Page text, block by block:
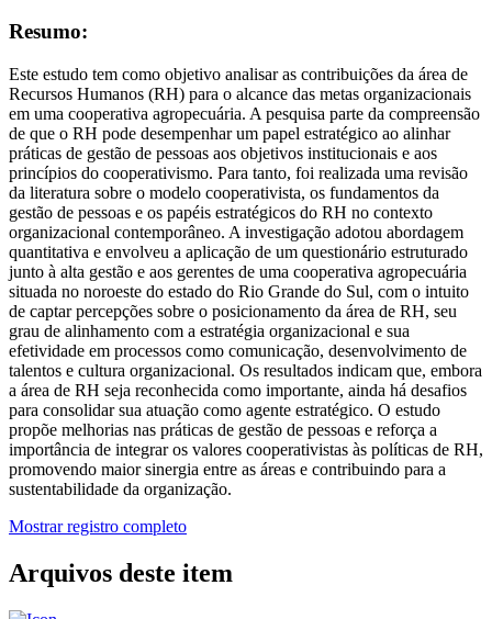
Resumo:
Este estudo tem como objetivo analisar as contribuições da área de
Recursos Humanos (RH) para o alcance das metas organizacionais
em uma cooperativa agropecuária. A pesquisa parte da compreensão
de que o RH pode desempenhar um papel estratégico ao alinhar
práticas de gestão de pessoas aos objetivos institucionais e aos
princípios do cooperativismo. Para tanto, foi realizada uma revisão
da literatura sobre o modelo cooperativista, os fundamentos da
gestão de pessoas e os papéis estratégicos do RH no contexto
organizacional contemporâneo. A investigação adotou abordagem
quantitativa e envolveu a aplicação de um questionário estruturado
junto à alta gestão e aos gerentes de uma cooperativa agropecuária
situada no noroeste do estado do Rio Grande do Sul, com o intuito
de captar percepções sobre o posicionamento da área de RH, seu
grau de alinhamento com a estratégia organizacional e sua
efetividade em processos como comunicação, desenvolvimento de
talentos e cultura organizacional. Os resultados indicam que, embora
a área de RH seja reconhecida como importante, ainda há desafios
para consolidar sua atuação como agente estratégico. O estudo
propõe melhorias nas práticas de gestão de pessoas e reforça a
importância de integrar os valores cooperativistas às políticas de RH,
promovendo maior sinergia entre as áreas e contribuindo para a
sustentabilidade da organização.
Mostrar registro completo
Arquivos deste item